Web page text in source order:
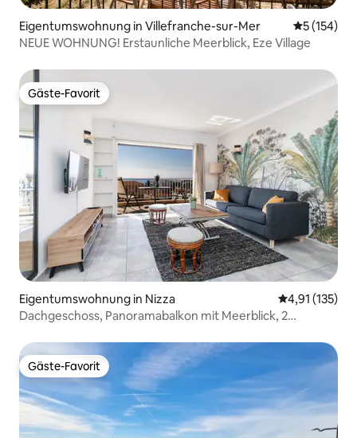
Eigentumswohnung in Villefranche-sur-Mer
5 (154)
NEUE WOHNUNG! Erstaunliche Meerblick, Eze Village
Gäste-Favorit
Gäste-Favorit
Eigentumswohnung in Nizza
4,91 (135)
Dachgeschoss, Panoramabalkon mit Meerblick, 2
Gäste-Favorit
Gäste-Favorit